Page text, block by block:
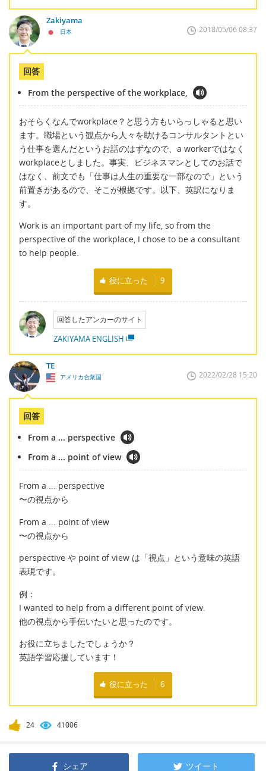
Zakiyama
日本 2018/05/06 08:37
回答
From the perspective of the workplace,
おそらくなんでworkplace？と思う方もいらっしゃると思い
ます。職場という観点から人々を助けるコンサルタントとい
う仕事を選んだというお話のはずなので、a workerではなく
workplaceとしました。事実、ビジネスマンとしてのお話で
はなく、前文でも「仕事は人生の重要な一部なので」という
前置きがあるので、そこが根拠です。以下、英訳になりま
す。
Work is an important part of my life, so from the
perspective of the workplace, I chose to be a consultant
to help people.
役に立った 9
回答したアンカーのサイト
ZAKIYAMA ENGLISH
TE
アメリカ合衆国 2022/02/28 15:20
回答
From a ... perspective
From a ... point of view
From a ... perspective
〜の視点から
From a ... point of view
〜の視点から
perspective や point of view は「視点」という意味の英語
表現です。
例：
I wanted to help from a different point of view.
他の視点から手伝いたいと思ったのです。
お役に立ちましたでしょうか？
英語学習応援しています！
役に立った 6
24 41006
シェア ツイート